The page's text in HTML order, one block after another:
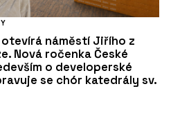
náměstí Jiřího z
Nová ročenka České
o developerské
se chór katedrály sv.